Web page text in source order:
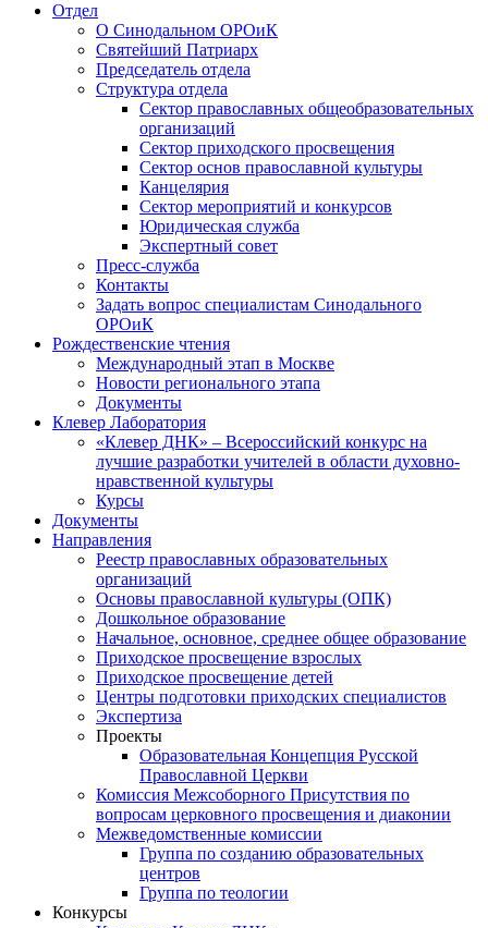
Отдел
О Синодальном ОРОиК
Святейший Патриарх
Председатель отдела
Структура отдела
Сектор православных общеобразовательных
организаций
Сектор приходского просвещения
Сектор основ православной культуры
Канцелярия
Сектор мероприятий и конкурсов
Юридическая служба
Экспертный совет
Пресс-служба
Контакты
Задать вопрос специалистам Синодального
ОРОиК
Рождественские чтения
Международный этап в Москве
Новости регионального этапа
Документы
Клевер Лаборатория
«Клевер ДНК» – Всероссийский конкурс на
лучшие разработки учителей в области духовно-
нравственной культуры
Курсы
Документы
Направления
Реестр православных образовательных
организаций
Основы православной культуры (ОПК)
Дошкольное образование
Начальное, основное, среднее общее образование
Приходское просвещение взрослых
Приходское просвещение детей
Центры подготовки приходских специалистов
Экспертиза
Проекты
Образовательная Концепция Русской
Православной Церкви
Комиссия Межсоборного Присутствия по
вопросам церковного просвещения и диаконии
Межведомственные комиссии
Группа по созданию образовательных
центров
Группа по теологии
Конкурсы